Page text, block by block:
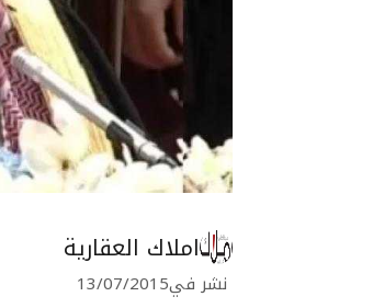
املاك العقارية
نشر في13/07/2015